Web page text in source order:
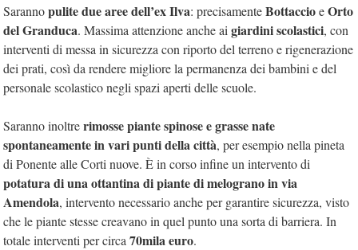
Sarannopulite due aree dell’ex Ilva: precisamenteBottaccioeOrto
del Granduca. Massima attenzione anche ai giardini scolastici, con
interventi di messa in sicurezza con riporto del terreno e rigenerazione
dei prati, così da rendere migliore la permanenza dei bambini e del
personale scolastico negli spazi aperti delle scuole.
Saranno inoltrerimosse piante spinose e grasse nate
spontaneamente in vari punti della città, per esempio nella pineta
di Ponente alle Corti nuove. È in corso infine un intervento di
potatura di una ottantina di piante di melograno in via
Amendola, intervento necessario anche per garantire sicurezza, visto
che le piante stesse creavano in quel punto una sorta di barriera. In
totale interventi per circa 70mila euro.